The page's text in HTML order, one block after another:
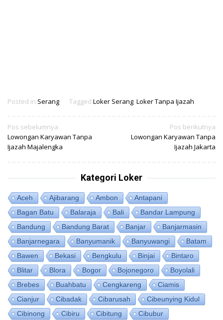
Posted in Serang Tagged Loker Serang Loker Tanpa Ijazah
Navigasi
pos
Pos sebelumnya
Lowongan Karyawan Tanpa
Ijazah Majalengka
Pos berikutnya
Lowongan Karyawan Tanpa
Ijazah Jakarta
Kategori Loker
Aceh Ajibarang Ambon
Antapani
Bagan Batu
Balaraja Bali
Bandar Lampung
Bandung
Bandung Barat Banjar
Banjarmasin
Banjarnegara
Banyumanik Banyuwangi
Batam
Bawen
Bekasi Bengkulu Binjai
Bintaro
Blitar
Blora Bogor Bojonegoro
Boyolali
Brebes
Buahbatu Cengkareng
Ciamis
Cianjur
Cibadak Cibarusah
Cibeunying Kidul
Cibinong
Cibiru Cibitung
Cibubur